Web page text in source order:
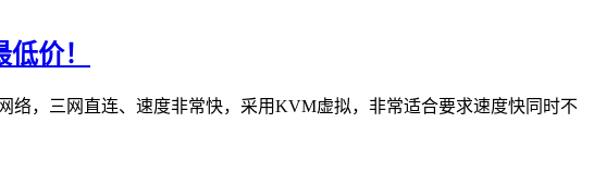
价！
络，三网直连、速度非常快，采用KVM虚拟，非常适合要求速度快同时不